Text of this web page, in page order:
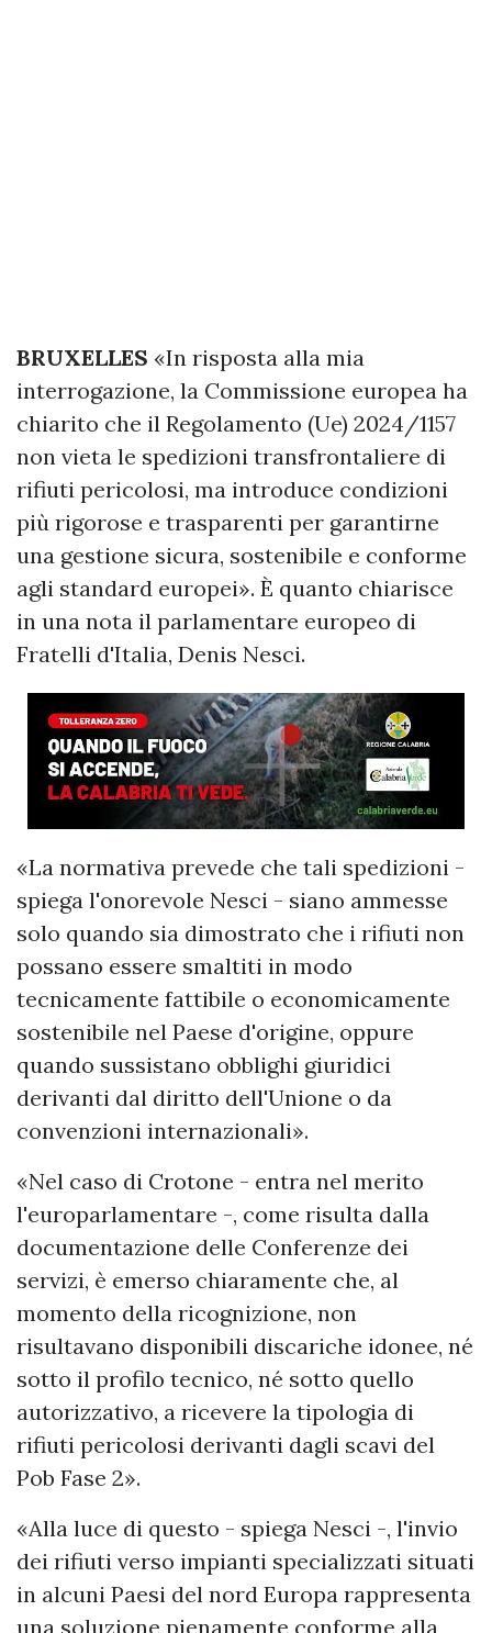
BRUXELLES «In risposta alla mia
interrogazione, la Commissione europea ha
chiarito che il Regolamento (Ue) 2024/1157
non vieta le spedizioni transfrontaliere di
rifiuti pericolosi, ma introduce condizioni
più rigorose e trasparenti per garantirne
una gestione sicura, sostenibile e conforme
agli standard europei». È quanto chiarisce
in una nota il parlamentare europeo di
Fratelli d'Italia, Denis Nesci.
«La normativa prevede che tali spedizioni -
spiega l'onorevole Nesci - siano ammesse
solo quando sia dimostrato che i rifiuti non
possano essere smaltiti in modo
tecnicamente fattibile o economicamente
sostenibile nel Paese d'origine, oppure
quando sussistano obblighi giuridici
derivanti dal diritto dell'Unione o da
convenzioni internazionali».
«Nel caso di Crotone - entra nel merito
l'europarlamentare -, come risulta dalla
documentazione delle Conferenze dei
servizi, è emerso chiaramente che, al
momento della ricognizione, non
risultavano disponibili discariche idonee, né
sotto il profilo tecnico, né sotto quello
autorizzativo, a ricevere la tipologia di
rifiuti pericolosi derivanti dagli scavi del
Pob Fase 2».
«Alla luce di questo - spiega Nesci -, l'invio
dei rifiuti verso impianti specializzati situati
in alcuni Paesi del nord Europa rappresenta
una soluzione pienamente conforme alla